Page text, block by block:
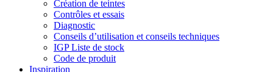
Création de teintes
Contrôles et essais
Diagnostic
Conseils d’utilisation et conseils techniques
IGP Liste de stock
Code de produit
Inspiration